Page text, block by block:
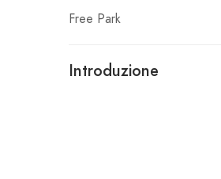
Free Park
Introduzione